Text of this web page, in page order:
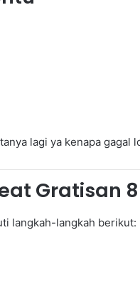
lagi ya kenapa gagal
Gratisan 8
langkah-langkah berikut: